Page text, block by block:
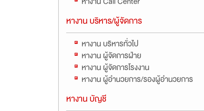
หางาน บริหาร/ผู้จัดการ
หางาน บริหารทั่วไป
หางาน ผู้จัดการฝ่าย
หางาน ผู้จัดการโรงงาน
หางาน ผู้อำนวยการ/รองผู้อำนวยการ
หางาน บัญชี